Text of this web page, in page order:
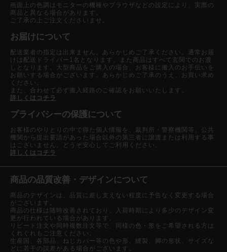
画面上の色調はモニターの機種やブラウザなどの設定により、実際の
商品と異なる場合があります。
ご了承の上ご注文くださいませ。
お届けについて
配送業者の指定は出来ません。あらかじめご了承ください。通常お届
けは配送ドライバー1名となります。また商品はすべて玄関でのお渡
しとなります。大型商品をご購入の場合、お客様に搬入のお手伝いを
お願いする場合がございます。あらかじめご了承のうえ、お買い求め
ください。
また、合わせて必ず搬入経路のご確認をお願いいたします。
詳しくはコチラ
プライバシーの保護について
お客様のやりとりの中で得た個人情報を、裁判所・警察機関等、公共
機関から提出要請があった場合以外の第三者に譲渡または利用する事
はございません。どうぞ安心してご利用ください。
詳しくはコチラ
商品の品質改善・デザインについて
商品のデザインは、品質に差し支えない程度に予告なく変更する場合
がございます。
商品の仕様は随時改善されており、入荷時期により多少のデザイン変
更が行われている場合があります。
リピート注文や同時複数注文等で、同様の色・形をご希望される方は
くれぐれもご注意ください。
生産国、各部品、ねじカバー等の色や形、縫製、脚の形状、サイズな
どに若干の誤差がある場合がございます。